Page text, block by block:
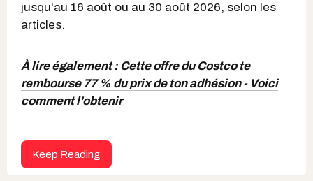
jusqu'au 16 août ou au 30 août 2026, selon les
articles.
À lire également : Cette offre du Costco te
rembourse 77 % du prix de ton adhésion - Voici
comment l'obtenir
Keep Reading